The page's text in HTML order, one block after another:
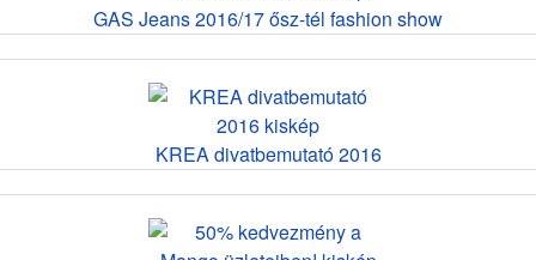
GAS Jeans 2016/17 ősz-tél fashion show
KREA divatbemutató 2016